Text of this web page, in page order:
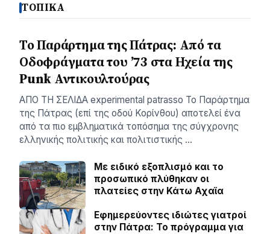
ΤΟΠΙΚΑ
Το Παράρτημα της Πάτρας: Από τα
Οδοφράγματα του ’73 στα Ηχεία της
Punk Αντικουλτούρας
ΑΠΟ ΤΗ ΣΕΛΙΔΑ experimental patrasso Το Παράρτημα
της Πάτρας (επί της οδού Κορίνθου) αποτελεί ένα
από τα πιο εμβληματικά τοπόσημα της σύγχρονης
ελληνικής πολιτικής και πολιτιστικής …
Με ειδικό εξοπλισμό και το
προσωπικό πλύθηκαν οι
πλατείες στην Κάτω Αχαϊα
Εφημερεύοντες ιδιώτες γιατροί
στην Πάτρα: Το πρόγραμμα για